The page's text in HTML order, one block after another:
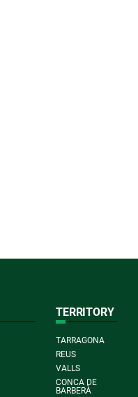
TERRITORY
TARRAGONA
REUS
VALLS
CONCA DE
BARBERÀ